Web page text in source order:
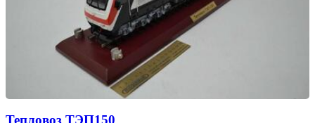
Тепловоз ТЭП150